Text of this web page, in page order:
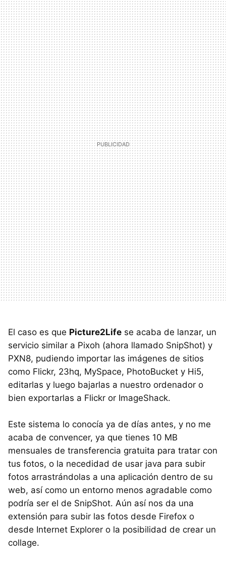
El caso es que Picture2Life se acaba de lanzar, un
servicio similar a Pixoh (ahora llamado SnipShot) y
PXN8, pudiendo importar las imágenes de sitios
como Flickr, 23hq, MySpace, PhotoBucket y Hi5,
editarlas y luego bajarlas a nuestro ordenador o
bien exportarlas a Flickr or ImageShack.
Este sistema lo conocía ya de días antes, y no me
acaba de convencer, ya que tienes 10 MB
mensuales de transferencia gratuita para tratar con
tus fotos, o la necedidad de usar java para subir
fotos arrastrándolas a una aplicación dentro de su
web, así como un entorno menos agradable como
podría ser el de SnipShot. Aún así nos da una
extensión para subir las fotos desde Firefox o
desde Internet Explorer o la posibilidad de crear un
collage.